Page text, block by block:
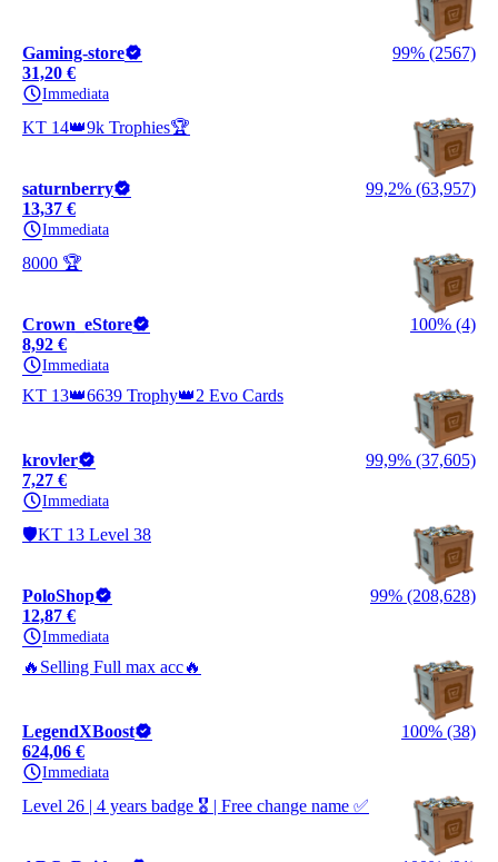
Gaming-store
99% (2567)
31,20 €
Immediata
KT 14👑9k Trophies🏆
saturnberry
99,2% (63,957)
13,37 €
Immediata
8000 🏆
Crown_eStore
100% (4)
8,92 €
Immediata
KT 13👑6639 Trophy👑2 Evo Cards
krovler
99,9% (37,605)
7,27 €
Immediata
🛡️KT 13 Level 38
PoloShop
99% (208,628)
12,87 €
Immediata
🔥Selling Full max acc🔥
LegendXBoost
100% (38)
624,06 €
Immediata
Level 26 | 4 years badge 🎖️ | Free change name ✅